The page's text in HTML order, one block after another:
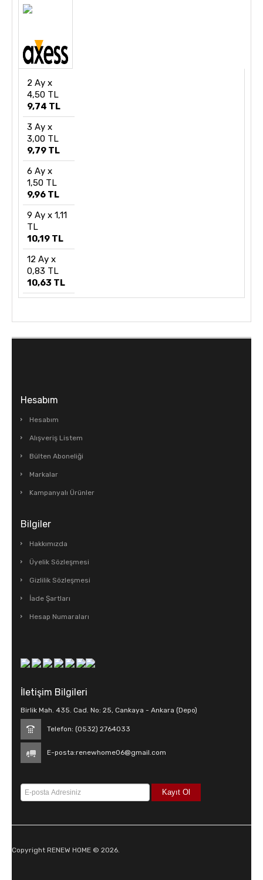
2 Ay x
4,50 TL
9,74 TL
3 Ay x
3,00 TL
9,79 TL
6 Ay x
1,50 TL
9,96 TL
9 Ay x 1,11
TL
10,19 TL
12 Ay x
0,83 TL
10,63 TL
Hesabım
Hesabım
Alışveriş Listem
Bülten Aboneliği
Markalar
Kampanyalı Ürünler
Bilgiler
Hakkımızda
Üyelik Sözleşmesi
Gizlilik Sözleşmesi
İade Şartları
Hesap Numaraları
İletişim Bilgileri
Birlik Mah. 435. Cad. No: 25, Cankaya - Ankara (Depo)
Telefon: (0532) 2764033
E-posta:renewhome06@gmail.com
Copyright RENEW HOME © 2026.